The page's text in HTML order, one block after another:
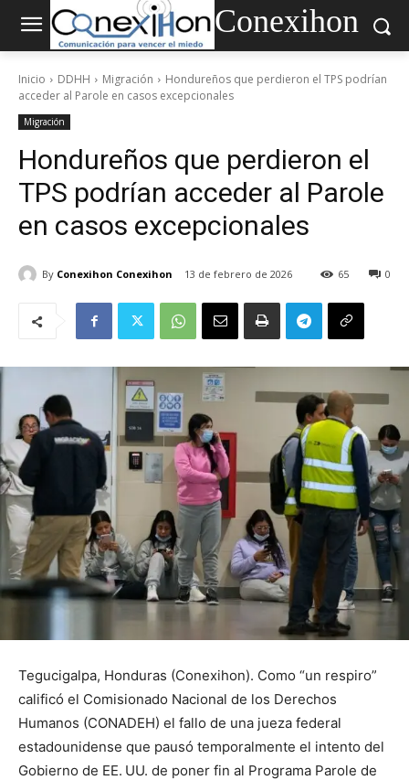
Conexihon
Inicio DDHH Migración
Hondureños que perdieron el TPS podrían
acceder al Parole en casos excepcionales
Migración
Hondureños que perdieron el
TPS podrían acceder al Parole
en casos excepcionales
By Conexihon Conexihon 13 de febrero de 2026 0
65
Tegucigalpa, Honduras (Conexihon). Como “un respiro”
calificó el Comisionado Nacional de los Derechos
Humanos (CONADEH) el fallo de una jueza federal
estadounidense que pausó temporalmente el intento del
Gobierno de EE. UU. de poner fin al Programa Parole de